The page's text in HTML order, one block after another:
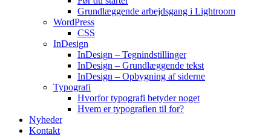
Grundlæggende arbejdsgang i Lightroom
WordPress
CSS
InDesign
InDesign – Tegnindstillinger
InDesign – Grundlæggende tekst
InDesign – Opbygning af siderne
Typografi
Hvorfor typografi betyder noget
Hvem er typografien til for?
Nyheder
Kontakt